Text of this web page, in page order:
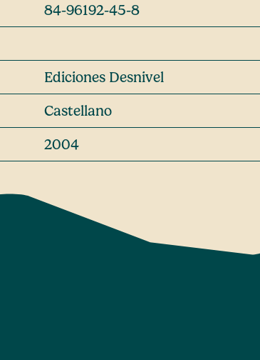
84-96192-45-8
Ediciones Desnivel
Castellano
2004